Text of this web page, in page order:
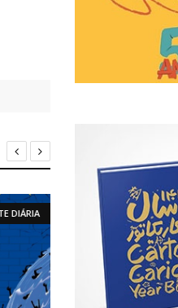
ARTE DIÁRIA